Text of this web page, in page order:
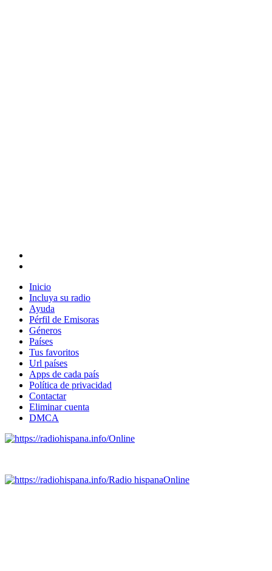
Inicio
Incluya su radio
Ayuda
Pérfil de Emisoras
Géneros
Países
Tus favoritos
Url países
Apps de cada país
Política de privacidad
Contactar
Eliminar cuenta
DMCA
Online
Radio hispanaOnline